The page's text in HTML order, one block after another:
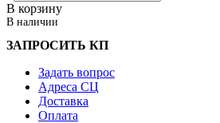
В корзину
В наличии
ЗАПРОСИТЬ КП
Задать вопрос
Адреса СЦ
Доставка
Оплата